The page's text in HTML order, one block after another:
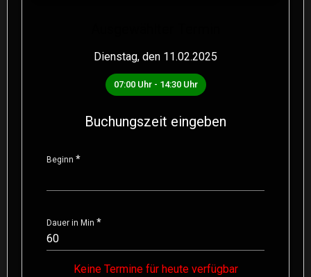
Dienstag, den 11.02.2025
07:00 Uhr - 14:30 Uhr
Buchungszeit eingeben
Beginn
Dauer in Min
Keine Termine für heute verfügbar